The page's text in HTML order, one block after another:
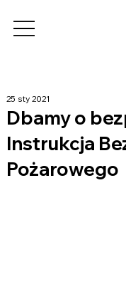
Dbamy o
Instrukcja
Pożarowego
25 sty 2021